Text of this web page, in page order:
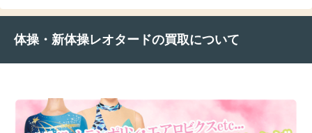
体操・新体操レオタードの買取について